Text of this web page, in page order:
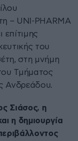
– UNI-PΗARMA
του
στη μνήμη
Τμήματος
Ανδρεάδου.
Σιάσος, η
η δημιουργία